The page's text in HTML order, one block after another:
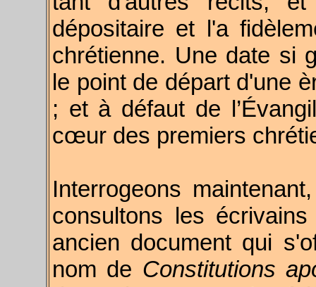
dépositaire et l'a
chrétienne. Une date si
le point de départ d'une
; et à défaut de
cœur des premiers
Interrogeons
consultons les
ancien document qui
nom de Constitutions